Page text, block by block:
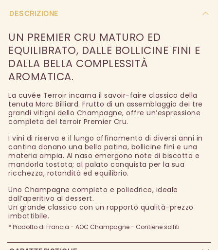
DESCRIZIONE
UN PREMIER CRU MATURO ED
EQUILIBRATO, DALLE BOLLICINE FINI E
DALLA BELLA COMPLESSITÀ
AROMATICA.
La cuvée Terroir incarna il savoir-faire classico della
tenuta Marc Billiard. Frutto di un assemblaggio dei tre
grandi vitigni dello Champagne, offre un’espressione
completa del terroir Premier Cru.
I vini di riserva e il lungo affinamento di diversi anni in
cantina donano una bella patina, bollicine fini e una
materia ampia. Al naso emergono note di biscotto e
mandorla tostata; al palato conquista per la sua
ricchezza, rotondità ed equilibrio.
Uno Champagne completo e poliedrico, ideale
dall’aperitivo al dessert.
Un grande classico con un rapporto qualità-prezzo
imbattibile.
* Prodotto di Francia - AOC Champagne - Contiene solfiti